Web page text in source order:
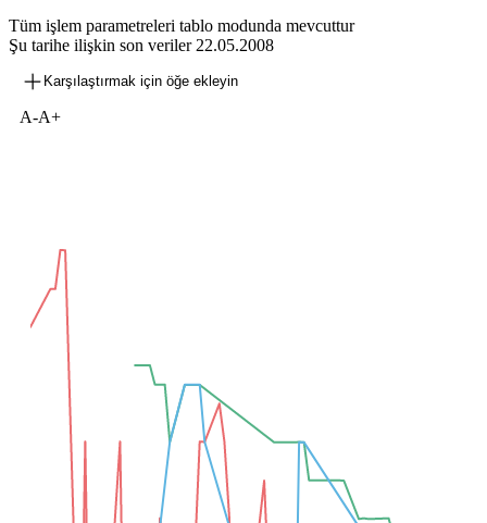
Tüm işlem parametreleri tablo modunda mevcuttur
Şu tarihe ilişkin son veriler 22.05.2008
Karşılaştırmak için öğe ekleyin